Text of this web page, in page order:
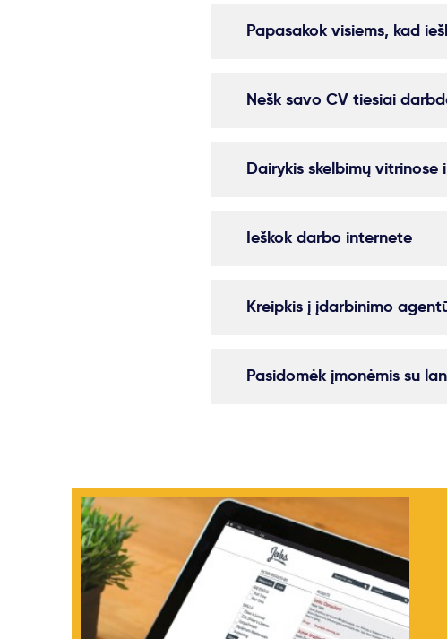
Papasakok visiems, kad
Nešk savo CV tiesiai
Dairykis skelbimų vitrinose
Ieškok darbo internete
Kreipkis į įdarbinimo
Pasidomėk įmonėmis su